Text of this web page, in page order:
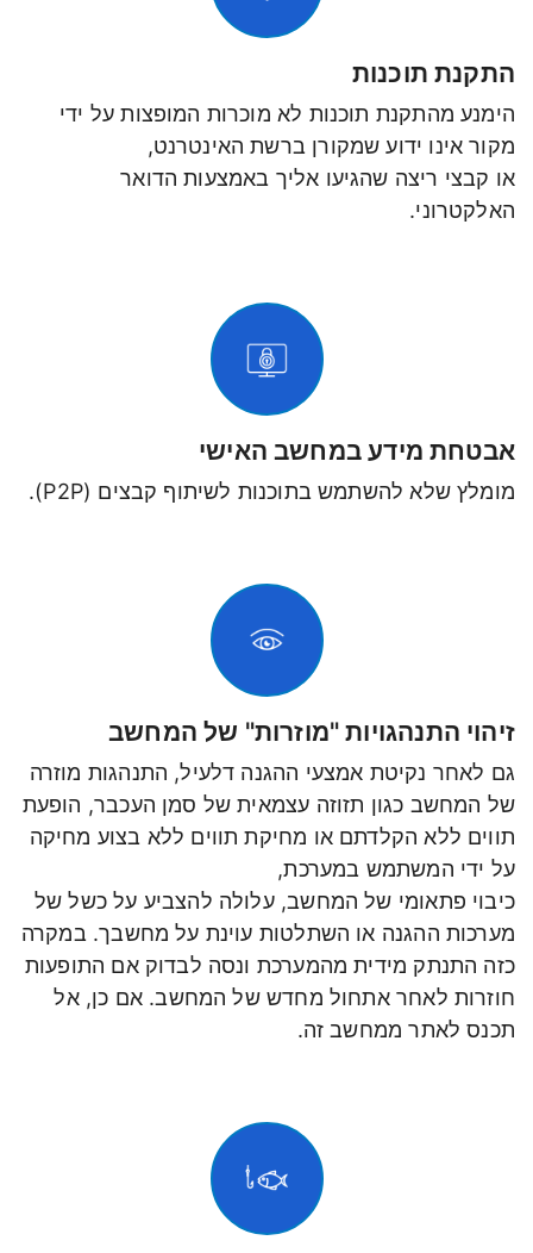
התקנת תוכנות
הימנע מהתקנת תוכנות לא מוכרות המופצות על ידי
מקור אינו ידוע שמקורן ברשת האינטרנט,
או קבצי ריצה שהגיעו אליך באמצעות הדואר
האלקטרוני.
אבטחת מידע במחשב האישי
מומלץ שלא להשתמש בתוכנות לשיתוף קבצים (P2P).
זיהוי התנהגויות "מוזרות" של המחשב
גם לאחר נקיטת אמצעי ההגנה דלעיל, התנהגות מוזרה
של המחשב כגון תזוזה עצמאית של סמן העכבר, הופעת
תווים ללא הקלדתם או מחיקת תווים ללא בצוע מחיקה
על ידי המשתמש במערכת,
כיבוי פתאומי של המחשב, עלולה להצביע על כשל של
מערכות ההגנה או השתלטות עוינת על מחשבך. במקרה
כזה התנתק מידית מהמערכת ונסה לבדוק אם התופעות
חוזרות לאחר אתחול מחדש של המחשב. אם כן, אל
תכנס לאתר ממחשב זה.